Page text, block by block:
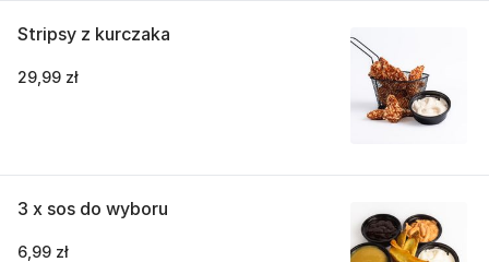
Stripsy z kurczaka
29,99 zł
3 x sos do wyboru
6,99 zł